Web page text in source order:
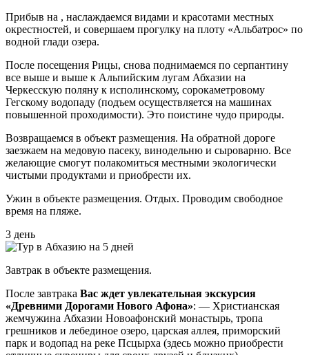
Прибыв на , наслаждаемся видами и красотами местных
окрестностей, и совершаем прогулку на плоту «Альбатрос» по
водной глади озера.
После посещения Рицы, снова поднимаемся по серпантину
все выше и выше к Альпийским лугам Абхазии на
Черкесскую поляну к исполинскому, сорокаметровому
Гегскому водопаду (подъем осуществляется на машинах
повышенной проходимости). Это поистине чудо природы.
Возвращаемся в объект размещения. На обратной дороге
заезжаем на медовую пасеку, винодельню и сыроварню. Все
желающие смогут полакомиться местными экологически
чистыми продуктами и приобрести их.
Ужин в объекте размещения. Отдых. Проводим свободное
время на пляже.
3 день
Завтрак в объекте размещения.
После завтрака Вас ждет увлекательная экскурсия
«Древними Дорогами Нового Афона»: — Христианская
жемчужина Абхазии Новоафонский монастырь, тропа
грешников и лебединое озеро, царская аллея, приморский
парк и водопад на реке Псцырха (здесь можно приобрести